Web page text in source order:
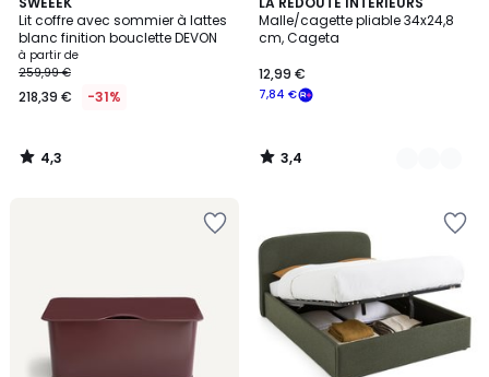
Lit coffre avec sommier à lattes
blanc finition bouclette DEVON
à partir de
259,99 €
218,39 € -31%
/ 5
4,3
/
Malle/cagette pliable 34x24,8
cm, Cageta
7,84 €
12,99 €
/ 5
5
Couleurs
3,4
/